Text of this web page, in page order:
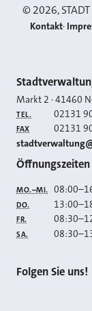
©2026,
Kontakt
Kontakt
Markt 2 ·41460
TEL. 02131
FAX 02131
E-MAIL
Öffnungszeiten
MO.–MI. 08:00–
DO. 13:00–
FR. 08:30–
SA. 08:30–
Folgen Sie uns!